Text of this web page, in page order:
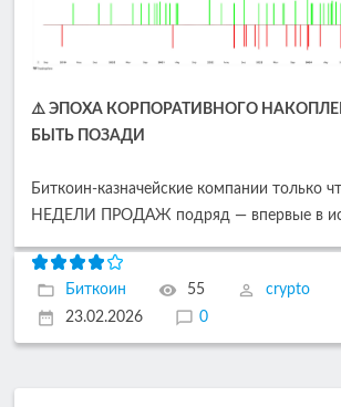
⚠️ ЭПОХА КОРПОРАТИВНОГО
БЫТЬ ПОЗАДИ
Биткоин-казначейские компании только
НЕДЕЛИ ПРОДАЖ подряд — впервые в
Биткоин 55
crypto
23.02.2026
0